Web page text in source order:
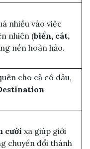
nhiều vào việc
nhiên (biển, cát,
nền hoàn hảo.
cho cả cô dâu,
cưới xa giúp giới
chuyển đổi thành